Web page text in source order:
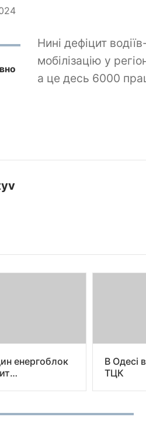
–
Нині дефіцит
мобілізацію у
а це десь 6000
енергоблок
В Одесі
ТЦК